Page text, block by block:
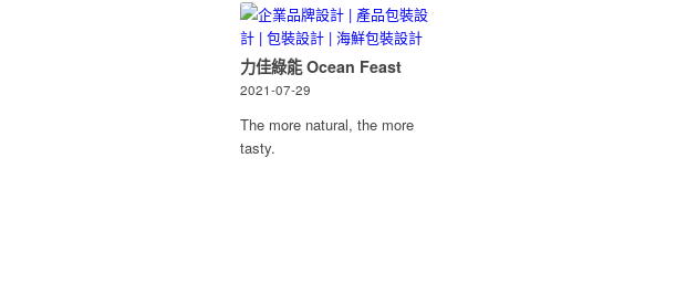
力佳綠能 Ocean Feast
2021-07-29
The more natural, the more
tasty.